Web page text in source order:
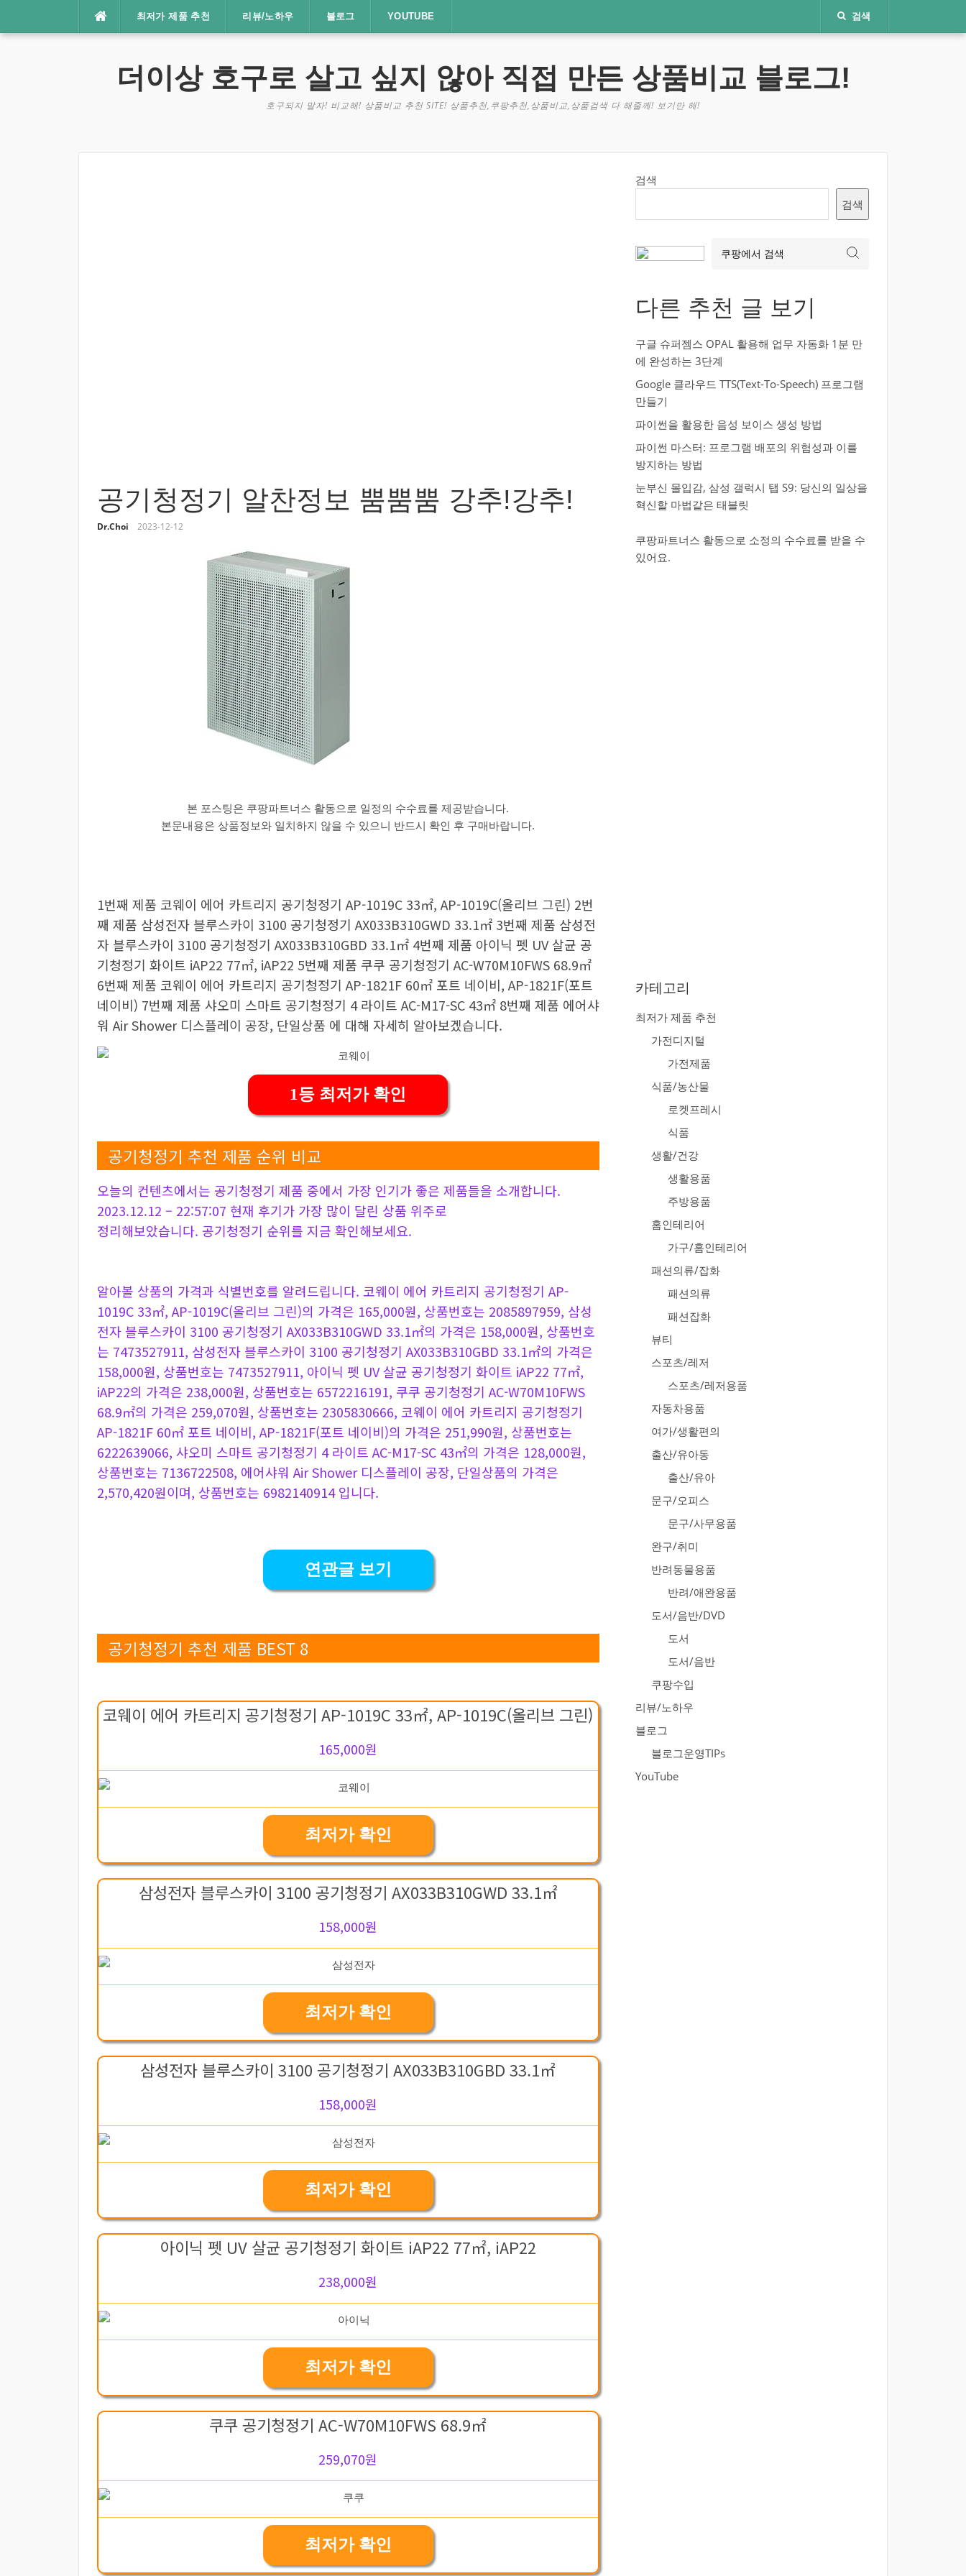
최저가 제품 추천 리뷰/노하우 블로그 YOUTUBE 검색
더이상 호구로 살고 싶지 않아 직접 만든 상품비교 블로그!
호구되지 말자! 비교해! 상품비교 추천 SITE! 상품추천,쿠팡추천,상품비교,상품검색 다 해줄께! 보기만 해!
공기청정기 알찬정보 뿜뿜뿜 강추!강추!
Dr.Choi 2023-12-12
본 포스팅은 쿠팡파트너스 활동으로 일정의 수수료를 제공받습니다.
본문내용은 상품정보와 일치하지 않을 수 있으니 반드시 확인 후 구매바랍니다.
1번째 제품 코웨이 에어 카트리지 공기청정기 AP-1019C 33㎡, AP-1019C(올리브 그린) 2번
째 제품 삼성전자 블루스카이 3100 공기청정기 AX033B310GWD 33.1㎡ 3번째 제품 삼성전
자 블루스카이 3100 공기청정기 AX033B310GBD 33.1㎡ 4번째 제품 아이닉 펫 UV 살균 공
기청정기 화이트 iAP22 77㎡, iAP22 5번째 제품 쿠쿠 공기청정기 AC-W70M10FWS 68.9㎡
6번째 제품 코웨이 에어 카트리지 공기청정기 AP-1821F 60㎡ 포트 네이비, AP-1821F(포트
네이비) 7번째 제품 샤오미 스마트 공기청정기 4 라이트 AC-M17-SC 43㎡ 8번째 제품 에어샤
워 Air Shower 디스플레이 공장, 단일상품 에 대해 자세히 알아보겠습니다.
1등 최저가 확인
공기청정기 추천 제품 순위 비교
오늘의 컨텐츠에서는 공기청정기 제품 중에서 가장 인기가 좋은 제품들을 소개합니다.
2023.12.12 – 22:57:07 현재 후기가 가장 많이 달린 상품 위주로
정리해보았습니다. 공기청정기 순위를 지금 확인해보세요.
알아볼 상품의 가격과 식별번호를 알려드립니다. 코웨이 에어 카트리지 공기청정기 AP-
1019C 33㎡, AP-1019C(올리브 그린)의 가격은 165,000원, 상품번호는 2085897959, 삼성
전자 블루스카이 3100 공기청정기 AX033B310GWD 33.1㎡의 가격은 158,000원, 상품번호
는 7473527911, 삼성전자 블루스카이 3100 공기청정기 AX033B310GBD 33.1㎡의 가격은
158,000원, 상품번호는 7473527911, 아이닉 펫 UV 살균 공기청정기 화이트 iAP22 77㎡,
iAP22의 가격은 238,000원, 상품번호는 6572216191, 쿠쿠 공기청정기 AC-W70M10FWS
68.9㎡의 가격은 259,070원, 상품번호는 2305830666, 코웨이 에어 카트리지 공기청정기
AP-1821F 60㎡ 포트 네이비, AP-1821F(포트 네이비)의 가격은 251,990원, 상품번호는
6222639066, 샤오미 스마트 공기청정기 4 라이트 AC-M17-SC 43㎡의 가격은 128,000원,
상품번호는 7136722508, 에어샤워 Air Shower 디스플레이 공장, 단일상품의 가격은
2,570,420원이며, 상품번호는 6982140914 입니다.
연관글 보기
공기청정기 추천 제품 BEST 8
코웨이 에어 카트리지 공기청정기 AP-1019C 33㎡, AP-1019C(올리브 그린)
165,000원
최저가 확인
삼성전자 블루스카이 3100 공기청정기 AX033B310GWD 33.1㎡
158,000원
최저가 확인
삼성전자 블루스카이 3100 공기청정기 AX033B310GBD 33.1㎡
158,000원
최저가 확인
아이닉 펫 UV 살균 공기청정기 화이트 iAP22 77㎡, iAP22
238,000원
최저가 확인
쿠쿠 공기청정기 AC-W70M10FWS 68.9㎡
259,070원
최저가 확인
검색
검색
다른 추천 글 보기
구글 슈퍼젬스 OPAL 활용해 업무 자동화 1분 만
에 완성하는 3단계
Google 클라우드 TTS(Text-To-Speech) 프로그램
만들기
파이썬을 활용한 음성 보이스 생성 방법
파이썬 마스터: 프로그램 배포의 위험성과 이를
방지하는 방법
눈부신 몰입감, 삼성 갤럭시 탭 S9: 당신의 일상을
혁신할 마법같은 태블릿
쿠팡파트너스 활동으로 소정의 수수료를 받을 수
있어요.
카테고리
최저가 제품 추천
가전디지털
가전제품
식품/농산물
로켓프레시
식품
생활/건강
생활용품
주방용품
홈인테리어
가구/홈인테리어
패션의류/잡화
패션의류
패션잡화
뷰티
스포츠/레저
스포츠/레저용품
자동차용품
여가/생활편의
출산/유아동
출산/유아
문구/오피스
문구/사무용품
완구/취미
반려동물용품
반려/애완용품
도서/음반/DVD
도서
도서/음반
쿠팡수입
리뷰/노하우
블로그
블로그운영TIPs
YouTube